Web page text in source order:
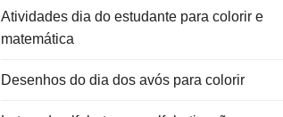
Atividades dia do estudante para colorir e
matemática
Desenhos do dia dos avós para colorir